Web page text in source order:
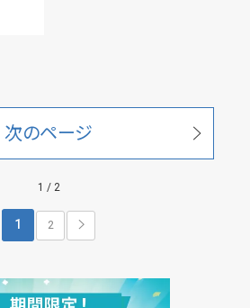
次のページ
1 / 2
1 2